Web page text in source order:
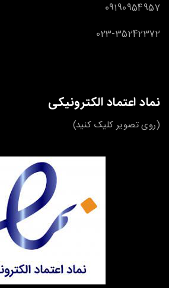
09190954957
023-35242372
نماد اعتماد الکترونیکی
(روی تصویر کلیک کنید)